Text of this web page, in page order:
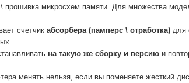
прошивка микросхем памяти. Для множества
счетчик абсорбера (памперс \ отработка)для
на такую же сборку и версиюи
менять нельзя, если вы поменяете жесткий